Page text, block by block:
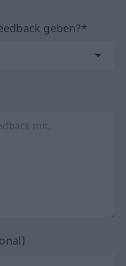
geben?*